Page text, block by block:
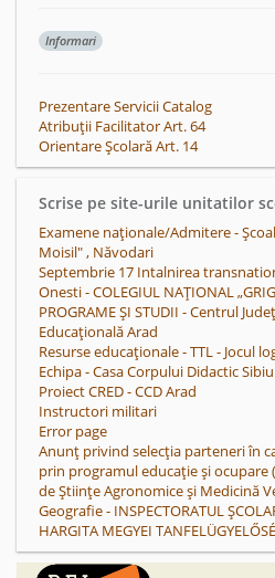
Informari
Prezentare Servicii Catalog
Atribuții Facilitator Art. 64
Orientare Școlară Art. 14
Scrise pe site-urile unitatilor
Examene naționale/Admitere -
Moisil" , Năvodari
Septembrie 17 Intalnirea
Onesti - COLEGIUL NAŢIONAL
PROGRAME ȘI STUDII - Centrul
Educațională Arad
Resurse educaționale - TTL - Jocul
Echipa - Casa Corpului Didactic Sibiu
Proiect CRED - CCD Arad
Instructori militari
Error page
Anunț privind selecția parteneri în
prin programul educație și ocupare
de Științe Agronomice și Medicină
Geografie - INSPECTORATUL
HARGITA MEGYEI